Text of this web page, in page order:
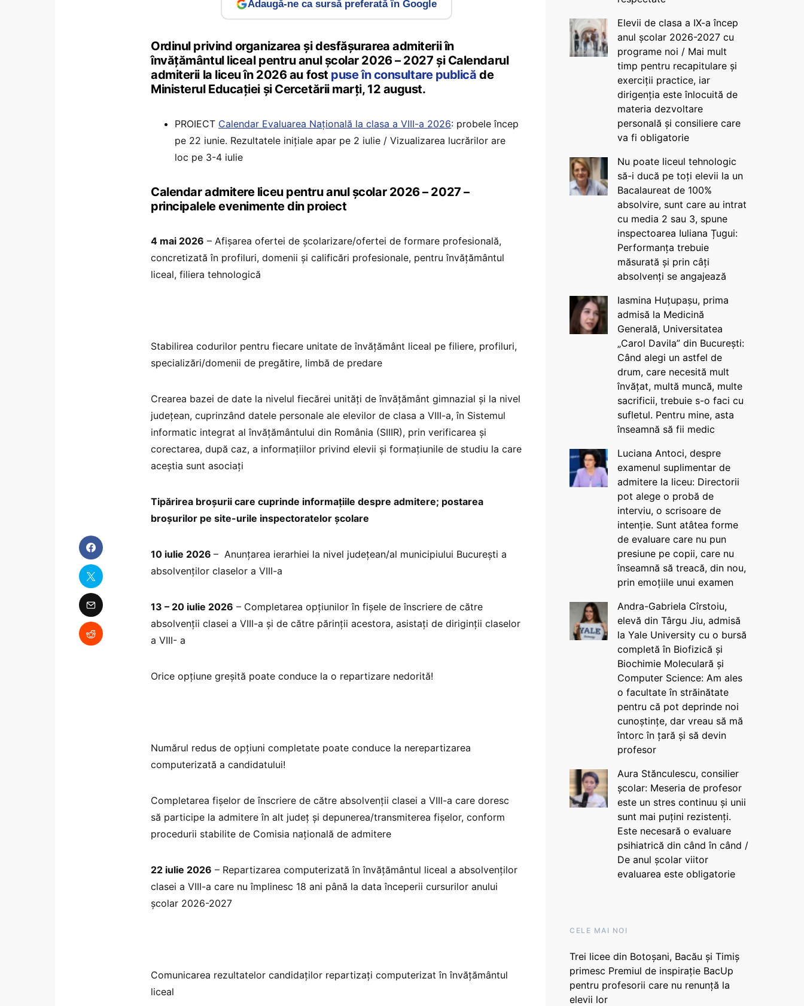
Adaugă-ne ca sursă preferată în Google
Ordinul privind organizarea şi desfăşurarea admiterii în
învăţământul liceal pentru anul școlar 2026 – 2027 și Calendarul
admiterii la liceu în 2026 au fost puse în consultare publică de
Ministerul Educației şi Cercetării marți, 12 august.
PROIECT Calendar Evaluarea Națională la clasa a VIII-a 2026: probele încep
pe 22 iunie. Rezultatele inițiale apar pe 2 iulie / Vizualizarea lucrărilor are
loc pe 3-4 iulie
Calendar admitere liceu pentru anul școlar 2026 – 2027 –
principalele evenimente din proiect
4 mai 2026 – Afişarea ofertei de şcolarizare/ofertei de formare profesională,
concretizată în profiluri, domenii şi calificări profesionale, pentru învăţământul
liceal, filiera tehnologică
Stabilirea codurilor pentru fiecare unitate de învăţământ liceal pe filiere, profiluri,
specializări/domenii de pregătire, limbă de predare
Crearea bazei de date la nivelul fiecărei unităţi de învăţământ gimnazial şi la nivel
judeţean, cuprinzând datele personale ale elevilor de clasa a VIII-a, în Sistemul
informatic integrat al învățământului din România (SIIIR), prin verificarea și
corectarea, după caz, a informațiilor privind elevii și formațiunile de studiu la care
aceștia sunt asociați
Tipărirea broşurii care cuprinde informaţiile despre admitere; postarea
broşurilor pe site-urile inspectoratelor școlare
10 iulie 2026 – Anunţarea ierarhiei la nivel judeţean/al municipiului Bucureşti a
absolvenţilor claselor a VIII-a
13 – 20 iulie 2026 – Completarea opțiunilor în fișele de înscriere de către
absolvenții clasei a VIII-a și de către părinții acestora, asistați de diriginții claselor
a VIII- a
Orice opțiune greșită poate conduce la o repartizare nedorită!
Numărul redus de opțiuni completate poate conduce la nerepartizarea
computerizată a candidatului!
Completarea fișelor de înscriere de către absolvenții clasei a VIII-a care doresc
să participe la admitere în alt județ și depunerea/transmiterea fișelor, conform
procedurii stabilite de Comisia națională de admitere
22 iulie 2026 – Repartizarea computerizată în învățământul liceal a absolvenților
clasei a VIII-a care nu împlinesc 18 ani până la data începerii cursurilor anului
școlar 2026-2027
Comunicarea rezultatelor candidaților repartizați computerizat în învățământul
liceal
Elevii de clasa a IX-a încep
anul școlar 2026-2027 cu
programe noi / Mai mult
timp pentru recapitulare și
exerciții practice, iar
dirigenția este înlocuită de
materia dezvoltare
personală și consiliere care
va fi obligatorie
Nu poate liceul tehnologic
să-i ducă pe toți elevii la un
Bacalaureat de 100%
absolvire, sunt care au intrat
cu media 2 sau 3, spune
inspectoarea Iuliana Țugui:
Performanța trebuie
măsurată și prin câți
absolvenți se angajează
Iasmina Huțupașu, prima
admisă la Medicină
Generală, Universitatea
„Carol Davila” din București:
Când alegi un astfel de
drum, care necesită mult
învățat, multă muncă, multe
sacrificii, trebuie s-o faci cu
sufletul. Pentru mine, asta
înseamnă să fii medic
Luciana Antoci, despre
examenul suplimentar de
admitere la liceu: Directorii
pot alege o probă de
interviu, o scrisoare de
intenție. Sunt atâtea forme
de evaluare care nu pun
presiune pe copii, care nu
înseamnă să treacă, din nou,
prin emoțiile unui examen
Andra-Gabriela Cîrstoiu,
elevă din Târgu Jiu, admisă
la Yale University cu o bursă
completă în Biofizică și
Biochimie Moleculară și
Computer Science: Am ales
o facultate în străinătate
pentru că pot deprinde noi
cunoștințe, dar vreau să mă
întorc în țară și să devin
profesor
Aura Stănculescu, consilier
școlar: Meseria de profesor
este un stres continuu și unii
sunt mai puțini rezistenți.
Este necesară o evaluare
psihiatrică din când în când /
De anul școlar viitor
evaluarea este obligatorie
CELE MAI NOI
Trei licee din Botoșani, Bacău și Timiș
primesc Premiul de inspirație BacUp
pentru profesorii care nu renunță la
elevii lor